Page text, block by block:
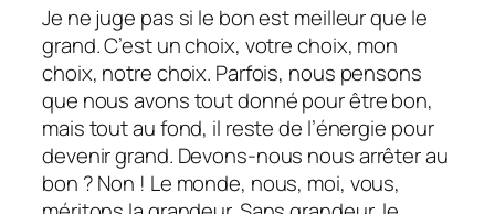
Je ne juge pas si le bon est meilleur que le
grand. C’est un choix, votre choix, mon
choix, notre choix. Parfois, nous pensons
que nous avons tout donné pour être bon,
mais tout au fond, il reste de l’énergie pour
devenir grand. Devons-nous nous arrêter au
bon ? Non ! Le monde, nous, moi, vous,